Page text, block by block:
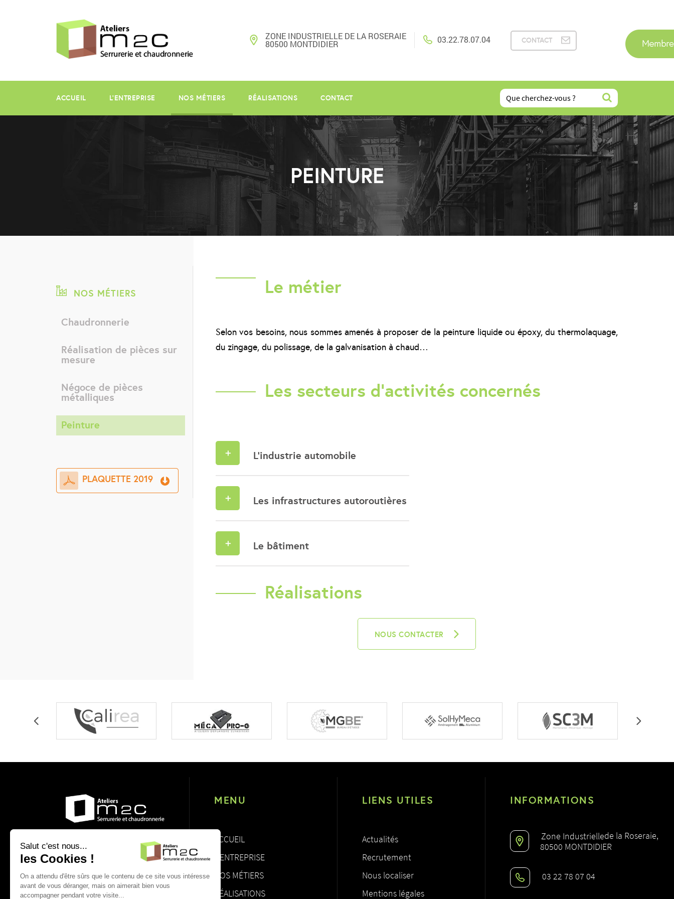
ZONE INDUSTRIELLE DE LA ROSERAIE
80500 MONTDIDIER 03.22.78.07.04 CONTACT
ACCUEIL L’ENTREPRISE NOS MÉTIERS RÉALISATIONS CONTACT
PEINTURE
Le métier
Selon vos besoins, nous sommes amenés à proposer de la peinture liquide ou époxy, du thermolaquage,
du zingage, du polissage, de la galvanisation à chaud…
Les secteurs d'activités concernés
L'industrie automobile
Les infrastructures autoroutières
Le bâtiment
Réalisations
NOUS CONTACTER
NOS MÉTIERS
Chaudronnerie
Réalisation de pièces sur
mesure
Négoce de pièces
métalliques
Peinture
PLAQUETTE 2019
Au service des industries
française, l'entreprise M2C
propose différents domaines
d'activité et divers moyens
MENU
ACCUEIL
L’ENTREPRISE
NOS MÉTIERS
RÉALISATIONS
LIENS UTILES
Actualités
Recrutement
Nous localiser
Mentions légales
INFORMATIONS
Zone Industriellede la Roseraie,
80500 MONTDIDIER
03 22 78 07 04
Salut c'est nous...
les Cookies !
On a attendu d'être sûrs que le contenu de ce site vous intéresse
avant de vous déranger, mais on aimerait bien vous
accompagner pendant votre visite...